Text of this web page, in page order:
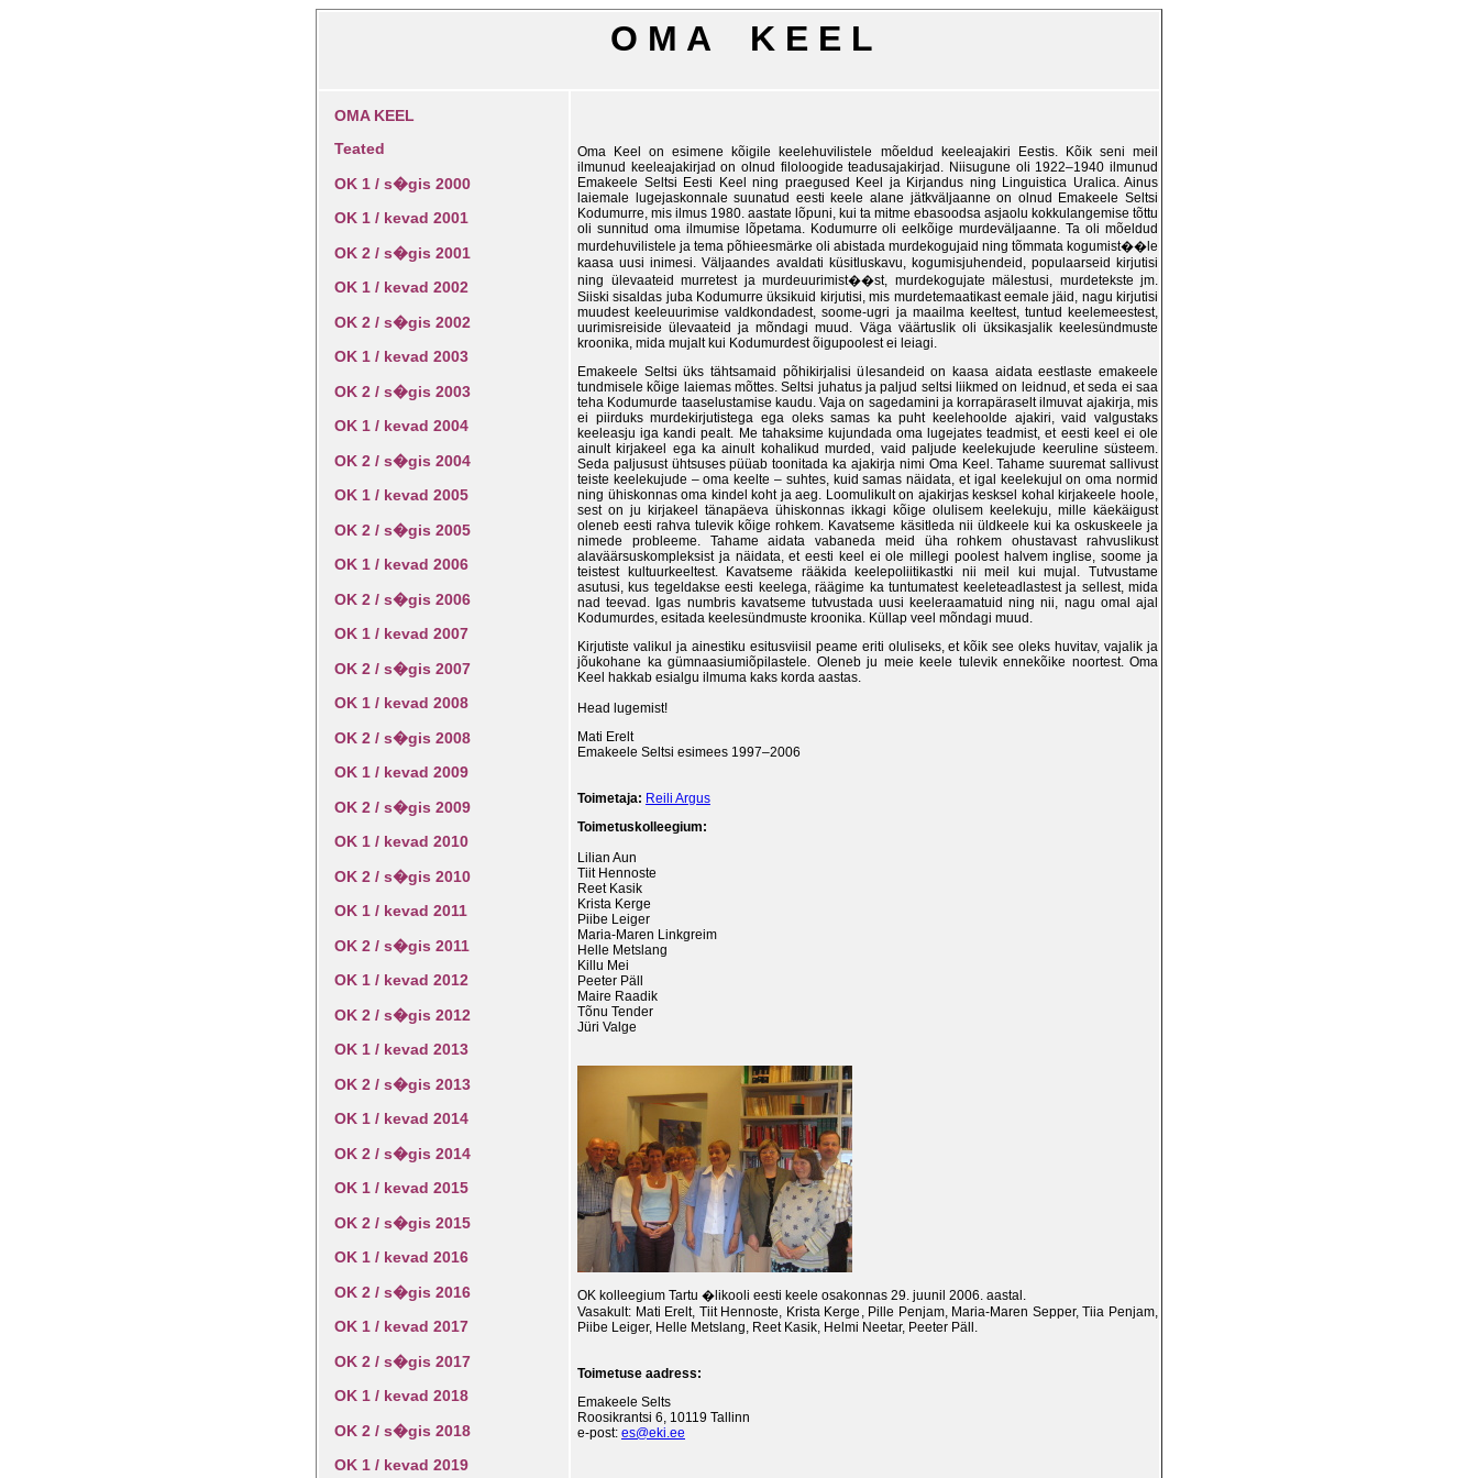
O M A K E E L
OMA KEEL
Teated
OK 1 / s�gis 2000
OK 1 / kevad 2001
OK 2 / s�gis 2001
OK 1 / kevad 2002
OK 2 / s�gis 2002
OK 1 / kevad 2003
OK 2 / s�gis 2003
OK 1 / kevad 2004
OK 2 / s�gis 2004
OK 1 / kevad 2005
OK 2 / s�gis 2005
OK 1 / kevad 2006
OK 2 / s�gis 2006
OK 1 / kevad 2007
OK 2 / s�gis 2007
OK 1 / kevad 2008
OK 2 / s�gis 2008
OK 1 / kevad 2009
OK 2 / s�gis 2009
OK 1 / kevad 2010
OK 2 / s�gis 2010
OK 1 / kevad 2011
OK 2 / s�gis 2011
OK 1 / kevad 2012
OK 2 / s�gis 2012
OK 1 / kevad 2013
OK 2 / s�gis 2013
OK 1 / kevad 2014
OK 2 / s�gis 2014
OK 1 / kevad 2015
OK 2 / s�gis 2015
OK 1 / kevad 2016
OK 2 / s�gis 2016
OK 1 / kevad 2017
OK 2 / s�gis 2017
OK 1 / kevad 2018
OK 2 / s�gis 2018
OK 1 / kevad 2019
Oma Keel on esimene kõigile keelehuvilistele mõeldud keeleajakiri Eestis. Kõik seni meil
ilmunud keeleajakirjad on olnud filoloogide teadusajakirjad. Niisugune oli 1922–1940 ilmunud
Emakeele Seltsi Eesti Keel ning praegused Keel ja Kirjandus ning Linguistica Uralica. Ainus
laiemale lugejaskonnale suunatud eesti keele alane jätkväljaanne on olnud Emakeele Seltsi
Kodumurre, mis ilmus 1980. aastate lõpuni, kui ta mitme ebasoodsa asjaolu kokkulangemise tõttu
oli sunnitud oma ilmumise lõpetama. Kodumurre oli eelkõige murdeväljaanne. Ta oli mõeldud
murdehuvilistele ja tema põhieesmärke oli abistada murdekogujaid ning tõmmata kogumist��le
kaasa uusi inimesi. Väljaandes avaldati küsitluskavu, kogumisjuhendeid, populaarseid kirjutisi
ning ülevaateid murretest ja murdeuurimist��st, murdekogujate mälestusi, murdetekste jm.
Siiski sisaldas juba Kodumurre üksikuid kirjutisi, mis murdetemaatikast eemale jäid, nagu kirjutisi
muudest keeleuurimise valdkondadest, soome-ugri ja maailma keeltest, tuntud keelemeestest,
uurimisreiside ülevaateid ja mõndagi muud. Väga väärtuslik oli üksikasjalik keelesündmuste
kroonika, mida mujalt kui Kodumurdest õigupoolest ei leiagi.
Emakeele Seltsi üks tähtsamaid põhikirjalisi ülesandeid on kaasa aidata eestlaste emakeele
tundmisele kõige laiemas mõttes. Seltsi juhatus ja paljud seltsi liikmed on leidnud, et seda ei saa
teha Kodumurde taaselustamise kaudu. Vaja on sagedamini ja korrapäraselt ilmuvat ajakirja, mis
ei piirduks murdekirjutistega ega oleks samas ka puht keelehoolde ajakiri, vaid valgustaks
keeleasju iga kandi pealt. Me tahaksime kujundada oma lugejates teadmist, et eesti keel ei ole
ainult kirjakeel ega ka ainult kohalikud murded, vaid paljude keelekujude keeruline süsteem.
Seda paljusust ühtsuses püüab toonitada ka ajakirja nimi Oma Keel. Tahame suuremat sallivust
teiste keelekujude – oma keelte – suhtes, kuid samas näidata, et igal keelekujul on oma normid
ning ühiskonnas oma kindel koht ja aeg. Loomulikult on ajakirjas kesksel kohal kirjakeele hoole,
sest on ju kirjakeel tänapäeva ühiskonnas ikkagi kõige olulisem keelekuju, mille käekäigust
oleneb eesti rahva tulevik kõige rohkem. Kavatseme käsitleda nii üldkeele kui ka oskuskeele ja
nimede probleeme. Tahame aidata vabaneda meid üha rohkem ohustavast rahvuslikust
alaväärsuskompleksist ja näidata, et eesti keel ei ole millegi poolest halvem inglise, soome ja
teistest kultuurkeeltest. Kavatseme rääkida keelepoliitikastki nii meil kui mujal. Tutvustame
asutusi, kus tegeldakse eesti keelega, räägime ka tuntumatest keeleteadlastest ja sellest, mida
nad teevad. Igas numbris kavatseme tutvustada uusi keeleraamatuid ning nii, nagu omal ajal
Kodumurdes, esitada keelesündmuste kroonika. Küllap veel mõndagi muud.
Kirjutiste valikul ja ainestiku esitusviisil peame eriti oluliseks, et kõik see oleks huvitav, vajalik ja
jõukohane ka gümnaasiumiõpilastele. Oleneb ju meie keele tulevik ennekõike noortest. Oma
Keel hakkab esialgu ilmuma kaks korda aastas.
Head lugemist!
Mati Erelt
Emakeele Seltsi esimees 1997–2006
Toimetaja: Reili Argus
Toimetuskolleegium:
Lilian Aun
Tiit Hennoste
Reet Kasik
Krista Kerge
Piibe Leiger
Maria-Maren Linkgreim
Helle Metslang
Killu Mei
Peeter Päll
Maire Raadik
Tõnu Tender
Jüri Valge
OK kolleegium Tartu �likooli eesti keele osakonnas 29. juunil 2006. aastal.
Vasakult: Mati Erelt, Tiit Hennoste, Krista Kerge, Pille Penjam, Maria-Maren Sepper, Tiia Penjam,
Piibe Leiger, Helle Metslang, Reet Kasik, Helmi Neetar, Peeter Päll.
Toimetuse aadress:
Emakeele Selts
Roosikrantsi 6, 10119 Tallinn
e-post: es@eki.ee